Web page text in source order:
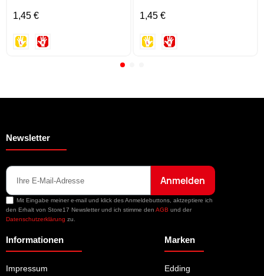
1,45 € 1,45 €
Newsletter
Anmelden
Mit Eingabe meiner e-mail und klick des Anmeldebuttons, aktzeptiere ich
den Erhalt von Store17 Newsletter und ich stimme den AGB und der
Datenschutzerklärung zu.
Informationen
Impressum
Marken
Edding